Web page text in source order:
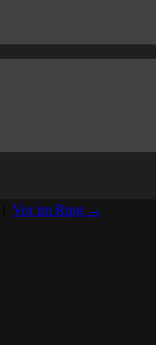
Vor im Ring →